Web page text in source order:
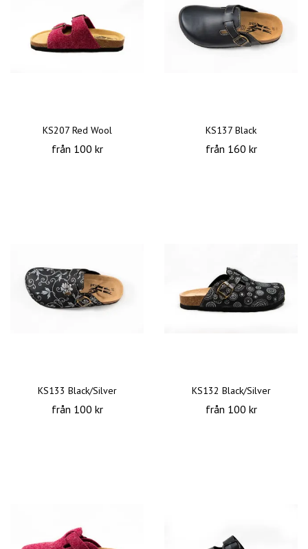
KS207 Red Wool
från 100 kr
KS137 Black
från 160 kr
KS133 Black/Silver
från 100 kr
KS132 Black/Silver
från 100 kr